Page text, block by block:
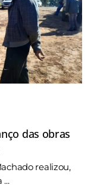
das obras
realizou,